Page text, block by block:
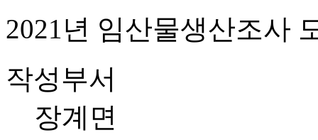
2021년 임산물생산조사
작성부서
장계면